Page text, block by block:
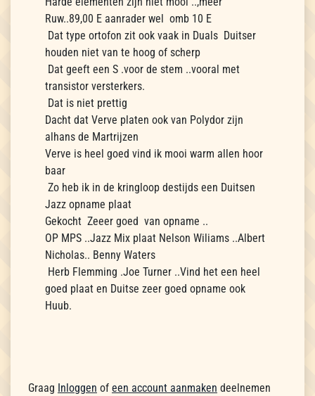
Ruw..89,00 E aanrader wel omb 10 E
Dat type ortofon zit ook vaak in Duals Duitser
houden niet van te hoog of scherp
Dat geeft een S .voor de stem ..vooral met
transistor versterkers.
Dat is niet prettig
Dacht dat Verve platen ook van Polydor zijn
alhans de Martrijzen
Verve is heel goed vind ik mooi warm allen hoor
baar
Zo heb ik in de kringloop destijds een Duitsen
Jazz opname plaat
Gekocht Zeeer goed van opname ..
OP MPS ..Jazz Mix plaat Nelson Wiliams ..Albert
Nicholas.. Benny Waters
Herb Flemming .Joe Turner ..Vind het een heel
goed plaat en Duitse zeer goed opname ook
Huub.
Graag Inloggen of een account aanmaken deelnemen